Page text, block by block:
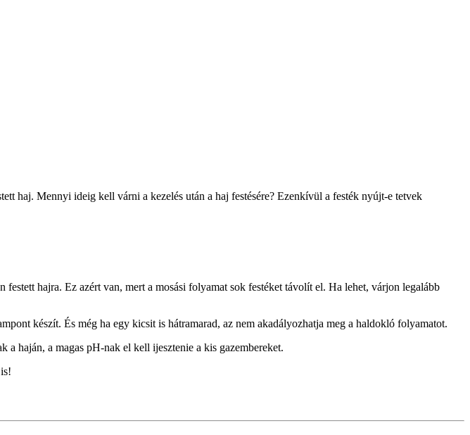
haj. Mennyi ideig kell várni a kezelés után a haj festésére? Ezenkívül a festék nyújt-e tetvek
hajra. Ez azért van, mert a mosási folyamat sok festéket távolít el. Ha lehet, várjon legalább
készít. És még ha egy kicsit is hátramarad, az nem akadályozhatja meg a haldokló folyamatot.
a haján, a magas pH-nak el kell ijesztenie a kis gazembereket.